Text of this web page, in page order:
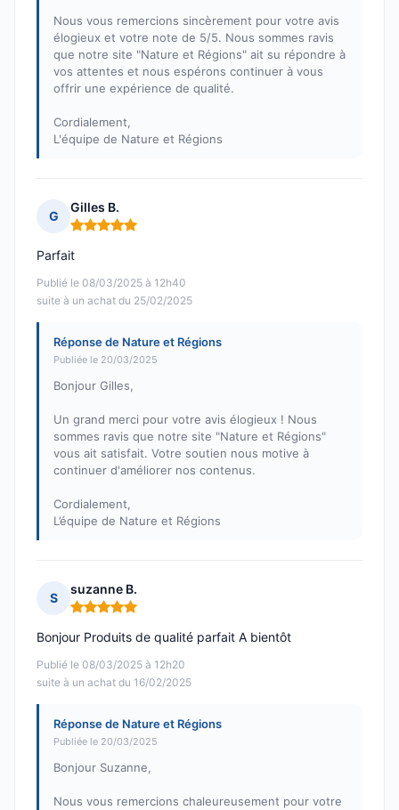
Nous vous remercions sincèrement pour votre avis
élogieux et votre note de 5/5. Nous sommes ravis
que notre site "Nature et Régions" ait su répondre à
vos attentes et nous espérons continuer à vous
offrir une expérience de qualité.
Cordialement,
L'équipe de Nature et Régions
G
Gilles B.
Note : 5 sur 5
Publié le 08/03/2025 à 12h40
suite à un achat du 25/02/2025
Parfait
Réponse de Nature et Régions
Publiée le 20/03/2025
Bonjour Gilles,
Un grand merci pour votre avis élogieux ! Nous
sommes ravis que notre site "Nature et Régions"
vous ait satisfait. Votre soutien nous motive à
continuer d'améliorer nos contenus.
Cordialement,
L’équipe de Nature et Régions
S
suzanne B.
Note : 5 sur 5
Publié le 08/03/2025 à 12h20
suite à un achat du 16/02/2025
Bonjour Produits de qualité parfait A bientôt
Réponse de Nature et Régions
Publiée le 20/03/2025
Bonjour Suzanne,
Nous vous remercions chaleureusement pour votre